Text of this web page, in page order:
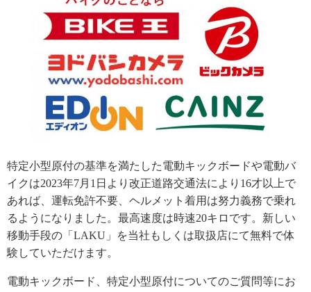
特定小型原付の基準を満たした電動キックボードや電動バ
イクは2023年7月1日より改正道路交通法により16才以上で
あれば、運転免許不要、ヘルメット着用は努力義務で乗れ
るようになりました。最高速度は時速20キロです。新しい
移動手段の「LAKU」を当社もしくは取扱店にて無料で体
験していただけます。
電動キックボード、特定小型原付についてのご質問等にお